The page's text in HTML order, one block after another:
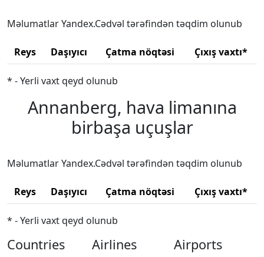
Məlumatlar Yandex.Cədvəl tərəfindən təqdim olunub
Reys Daşıyıcı Çatma nöqtəsi Çıxış vaxtı*
* - Yerli vaxt qeyd olunub
Annanberg, hava limanına
birbaşa uçuşlar
Məlumatlar Yandex.Cədvəl tərəfindən təqdim olunub
Reys Daşıyıcı Çatma nöqtəsi Çıxış vaxtı*
* - Yerli vaxt qeyd olunub
Countries Airlines Airports